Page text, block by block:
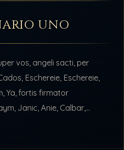
UNO
vos, angeli sacti, per
Eschereie, Eschereie,
Ya, fortis firmator
Janic, Anie, Calbar,